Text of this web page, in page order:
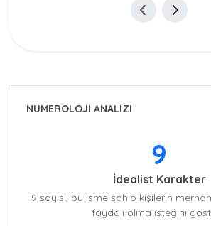
NUMEROLOJI ANALIZI
9
İdealist Karakter
9 sayısı, bu isme sahip kişilerin
faydalı olma isteğini